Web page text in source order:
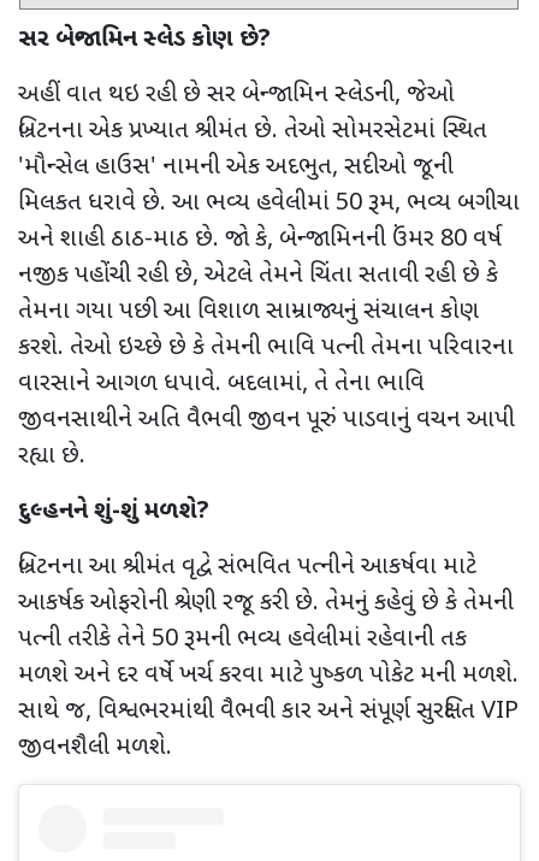
સર બેન્જામિન સ્લેડ કોણ છે?
અહીં વાત થઇ રહી છે સર બેન્જામિન સ્લેડની, જેઓ
બ્રિટનના એક પ્રખ્યાત શ્રીમંત છે. તેઓ સોમરસેટમાં સ્થિત
'મૌન્સેલ હાઉસ' નામની એક અદભુત, સદીઓ જૂની
મિલકત ધરાવે છે. આ ભવ્ય હવેલીમાં 50 રૂમ, ભવ્ય બગીચા
અને શાહી ઠાઠ-માઠ છે. જો કે, બેન્જામિનની ઉંમર 80 વર્ષ
નજીક પહોંચી રહી છે, એટલે તેમને ચિંતા સતાવી રહી છે કે
તેમના ગયા પછી આ વિશાળ સામ્રાજ્યનું સંચાલન કોણ
કરશે. તેઓ ઇચ્છે છે કે તેમની ભાવિ પત્ની તેમના પરિવારના
વારસાને આગળ ધપાવે. બદલામાં, તે તેના ભાવિ
જીવનસાથીને અતિ વૈભવી જીવન પૂરું પાડવાનું વચન આપી
રહ્યા છે.
દુલ્હનને શું-શું મળશે?
બ્રિટનના આ શ્રીમંત વૃદ્વે સંભવિત પત્નીને આકર્ષવા માટે
આકર્ષક ઓફરોની શ્રેણી રજૂ કરી છે. તેમનું કહેવું છે કે તેમની
પત્ની તરીકે તેને 50રૂમની ભવ્ય હવેલીમાં રહેવાની તક
મળશે અને દર વર્ષે ખર્ચ કરવા માટે પુષ્કળ પોકેટ મની મળશે.
સાથે જ, વિશ્વભરમાંથી વૈભવી કાર અને સંપૂર્ણ સુરક્ષિતVIP
જીવનશૈલી મળશે.